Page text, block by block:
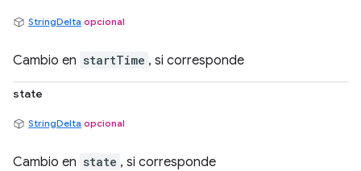
StringDelta opcional
Cambio en startTime , si corresponde
state
StringDelta opcional
Cambio en state , si corresponde